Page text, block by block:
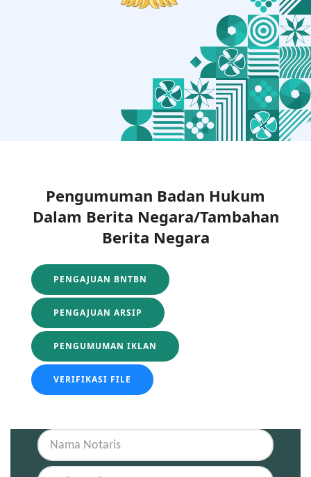
Pengumuman Badan Hukum
Dalam Berita Negara/Tambahan
Berita Negara
PENGAJUAN BNTBN
PENGAJUAN ARSIP
PENGUMUMAN IKLAN
VERIFIKASI FILE